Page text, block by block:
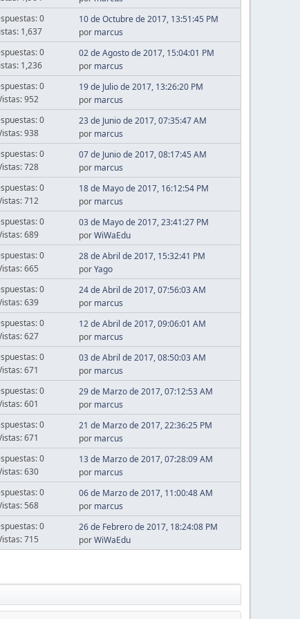
0
1,637
10 de Octubre de 2017, 13:51:45 PM
por marcus
0
1,236
02 de Agosto de 2017, 15:04:01 PM
por marcus
0
952
19 de Julio de 2017, 13:26:20 PM
por marcus
0
938
23 de Junio de 2017, 07:35:47 AM
por marcus
0
728
07 de Junio de 2017, 08:17:45 AM
por marcus
0
712
18 de Mayo de 2017, 16:12:54 PM
por marcus
0
689
03 de Mayo de 2017, 23:41:27 PM
porWiWaEdu
0
665
28 de Abril de 2017, 15:32:41 PM
porYago
0
639
24 de Abril de 2017, 07:56:03 AM
por marcus
0
627
12 de Abril de 2017, 09:06:01 AM
por marcus
0
671
03 de Abril de 2017, 08:50:03 AM
por marcus
0
601
29 de Marzo de 2017, 07:12:53 AM
por marcus
0
671
21 de Marzo de 2017, 22:36:25 PM
por marcus
0
630
13 de Marzo de 2017, 07:28:09 AM
por marcus
0
568
06 de Marzo de 2017, 11:00:48 AM
por marcus
0
715
26 de Febrero de 2017, 18:24:08 PM
porWiWaEdu